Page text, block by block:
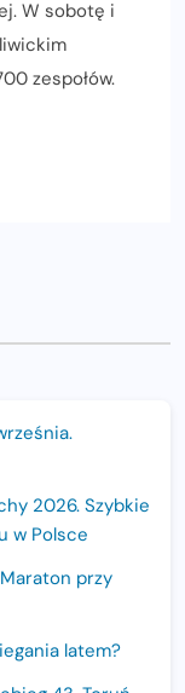
W sobotę i
zespołów.
2026. Szybkie
w Polsce
przy
latem?